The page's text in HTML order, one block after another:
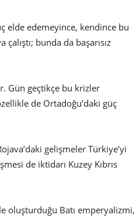
elde edemeyince, kendince bu
bunda da başarısız
Gün geçtikçe bu krizler
de Ortadoğu’daki güç
gelişmeler Türkiye’yi
de iktidarı Kuzey Kıbrıs
oluşturduğu Batı emperyalizmi,